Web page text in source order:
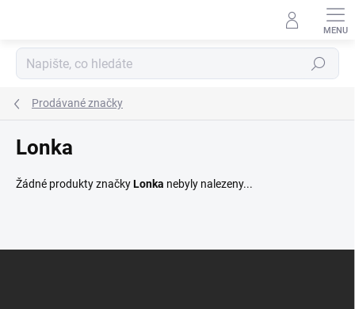
Hledat
Prodávané značky
Lonka
Žádné produkty značkyLonka nebyly nalezeny...